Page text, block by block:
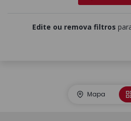
Edite ou remova filtros
Mapa